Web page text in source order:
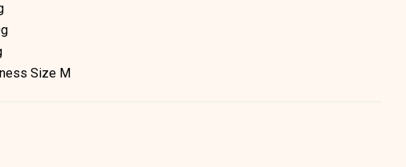
Size M